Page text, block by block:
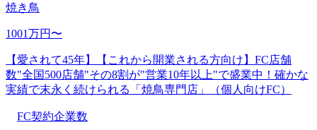
焼き鳥
1001万円〜
【愛されて45年】【これから開業される方向け】FC店舗
数"全国500店舗"その8割が"営業10年以上"で盛業中！確かな
実績で末永く続けられる「焼鳥専門店」（個人向けFC）
FC契約企業数